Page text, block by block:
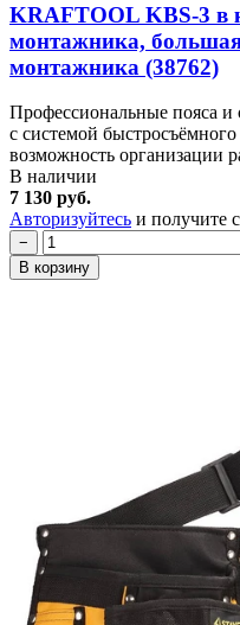
KRAFTOOL KBS-3 в
монтажника,
монтажника (38762)
Профессиональные пояса
с системой
возможность организации
В наличии
7 130 руб.
Авторизуйтесь и получите
−
В корзину